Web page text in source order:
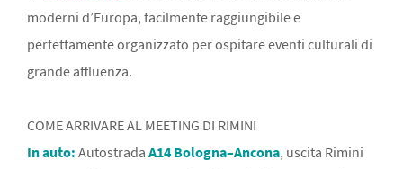
moderni d’Europa, facilmente raggiungibile e
perfettamente organizzato per ospitare eventi culturali di
grande affluenza.
COME ARRIVARE AL MEETING DI RIMINI
In auto: Autostrada A14 Bologna–Ancona, uscita Rimini